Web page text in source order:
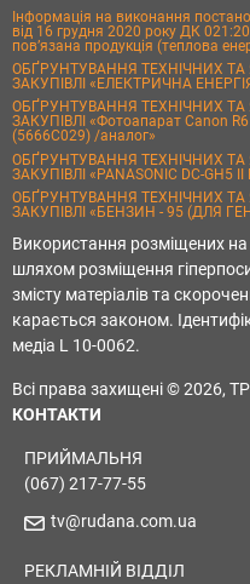
Інформація на виконання
від 16 грудня 2020 року ДК
пов’язана продукція (теплова
ОБҐРУНТУВАННЯ ТЕХНІЧНИХ
ЗАКУПІВЛІ «ЕЛЕКТРИЧНА
ОБҐРУНТУВАННЯ ТЕХНІЧНИХ
ЗАКУПІВЛІ «Фотоапарат Canon
(5666C029) /аналог»
ОБҐРУНТУВАННЯ ТЕХНІЧНИХ
ЗАКУПІВЛІ «PANASONIC DC-GH5
ОБҐРУНТУВАННЯ ТЕХНІЧНИХ
ЗАКУПІВЛІ «БЕНЗИН - 95 (ДЛЯ
Використання розміщених на
шляхом розміщення
змісту матеріалів та
карається законом.
медіа L 10-0062.
Всі права захищені © 2026,
КОНТАКТИ
ПРИЙМАЛЬНЯ
(067) 217-77-55
tv@rudana.com.ua
РЕКЛАМНІЙ ВІДДІЛ